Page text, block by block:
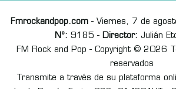
Fmrockandpop.com- Viernes, 7 de
Nº: 9185 - Director: Julián
FM Rock and Pop - Copyright © 2026
reservados
Transmite a través de su plataforma